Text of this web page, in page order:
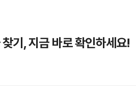
기, 지금 바로 확인하세요!